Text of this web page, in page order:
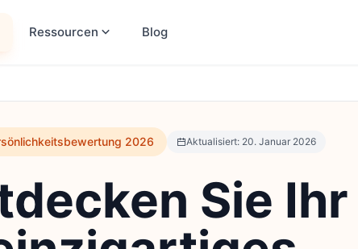
Ressourcen Blog
2026 Aktualisiert: 20. Januar 2026
Sie Ihr